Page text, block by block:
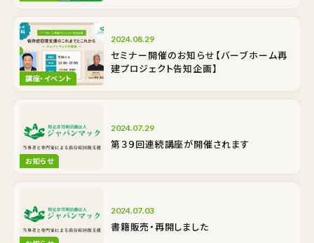
講座・イベント
2024.08.29
セミナー開催のお知らせ【バーブホーム再
建プロジェクト告知企画】
お知らせ
2024.07.29
第３９回連続講座が開催されます
2024.07.03
書籍販売・再開しました